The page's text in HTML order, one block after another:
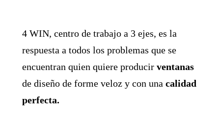
4 WIN, centro de trabajo a 3 ejes, es la
respuesta a todos los problemas que se
encuentran quien quiere producirventanas
de diseño de forme veloz y con unacalidad
perfecta.